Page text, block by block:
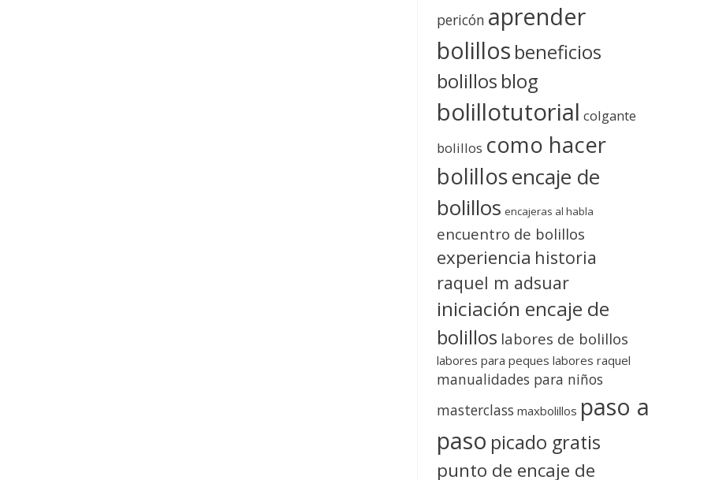
pericón aprender
bolillos beneficios
bolillos blog
bolillotutorial colgante
bolillos como hacer
bolillosencaje de
bolillos encajeras al habla
encuentro de bolillos
experiencia historia
raquel m adsuar
iniciación encaje de
bolillos labores de bolillos
labores para peques labores raquel
manualidades para niños
masterclass maxbolillos paso a
paso picado gratis
punto de encaje de